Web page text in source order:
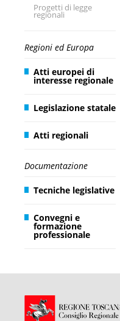
Progetti di legge
regionali
Regioni ed Europa
Atti europei di
interesse regionale
Legislazione statale
Atti regionali
Documentazione
Tecniche legislative
Convegni e
formazione
professionale